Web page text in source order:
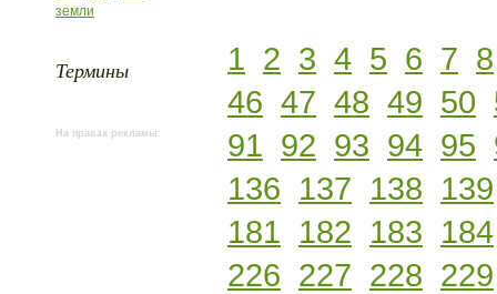
земли
Термины
На правах рекламы:
1 2 3 4 5 6 7 8
46 47 48 49 50
91 92 93 94 95
136 137 138 139
181 182 183 184
226 227 228 229